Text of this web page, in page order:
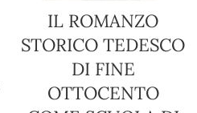
IL ROMANZO
STORICO TEDESCO
DI FINE
OTTOCENTO